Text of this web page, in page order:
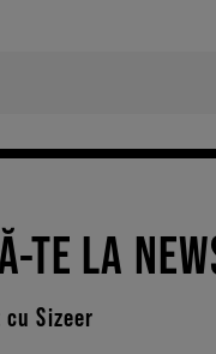
TE LA
Sizeer